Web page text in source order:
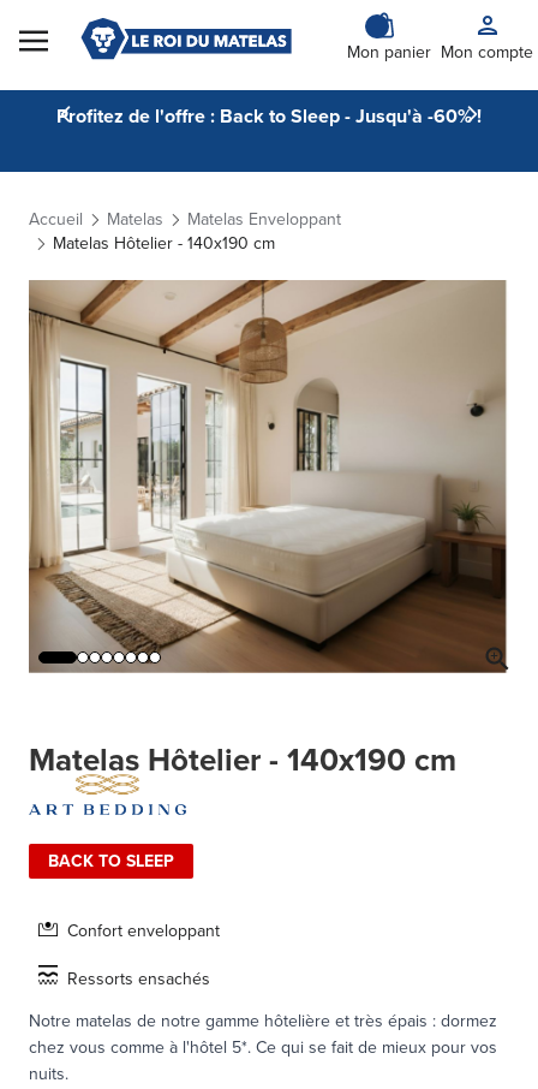
Skip to Content
Mon panier Mon compte
Profitez de l'offre : Back to Sleep - Jusqu'à -60% !
Accueil Matelas
Matelas Enveloppant
Matelas Hôtelier - 140x190 cm
Matelas Hôtelier - 140x190 cm
BACK TO SLEEP
Confort enveloppant
Ressorts ensachés
Notre matelas de notre gamme hôtelière et très épais : dormez
chez vous comme à l'hôtel 5*. Ce qui se fait de mieux pour vos
nuits.